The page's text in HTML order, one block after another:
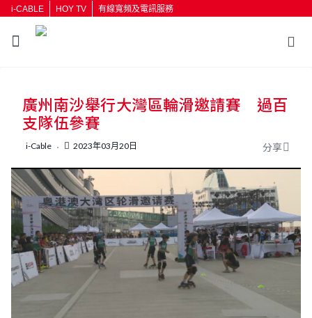
i-CABLE HOY TV 有線寬頻及電訊服務
按輸入鍵開始搜尋
廣州南沙舉行大灣區輪滑邀請賽 過百
支隊伍參賽
i-Cable 2023年03月20日 分享